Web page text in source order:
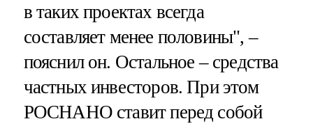
в таких проектах всегда
составляет менее половины", –
пояснил он. Остальное – средства
частных инвесторов. При этом
РОСНАНО ставит перед собой